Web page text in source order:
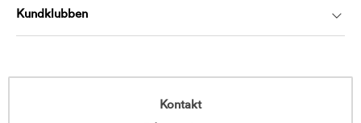
Kundklubben
Kontakt